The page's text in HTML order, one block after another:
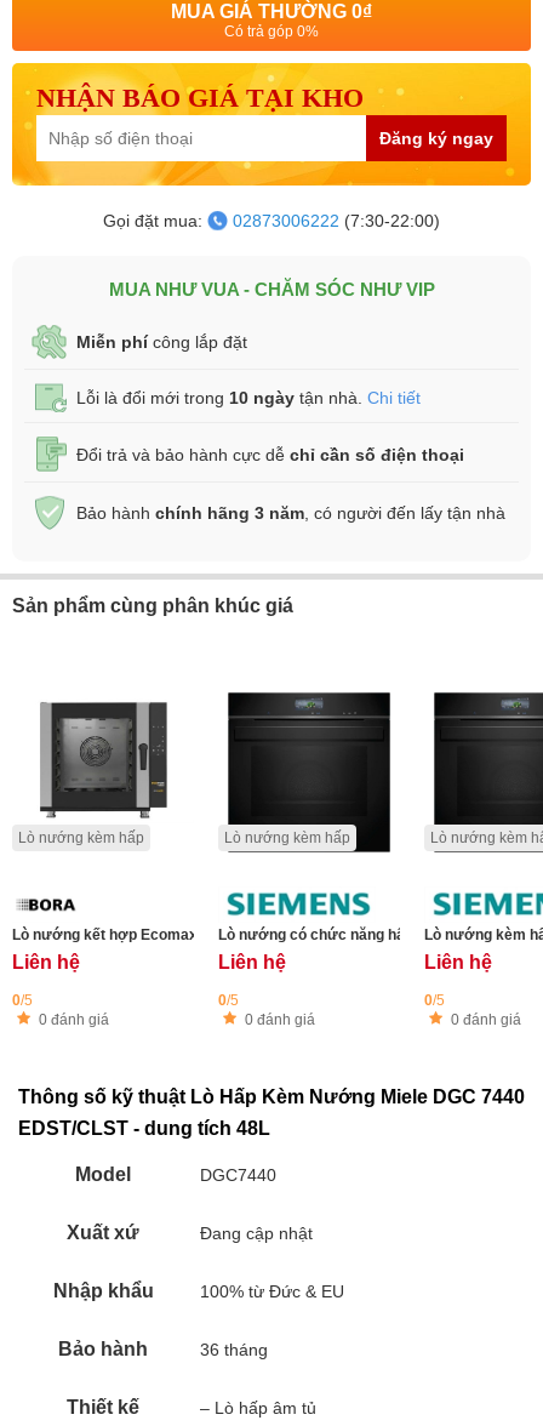
MUA GIÁ THƯỜNG 0₫
Có trả góp 0%
NHẬN BÁO GIÁ TẠI KHO
Đăng ký ngay
Gọi đặt mua: 02873006222 (7:30-22:00)
MUA NHƯ VUA - CHĂM SÓC NHƯ VIP
Miễn phícông lắp đặt
Lỗi là đổi mới trong 10 ngày tận nhà. Chi tiết
Đổi trả và bảo hành cực dễ chỉ cần số điện thoại
Bảo hành chính hãng 3 năm , có người đến lấy tận nhà
Sản phẩm cùng phân khúc giá
Lò nướng kèm hấp
Lò nướng kết hợp Ecomax HECME6 - 6 khay
Liên hệ
0/5
0 đánh giá
Lò nướng kèm hấp
Lò nướng có chức năng hấp âm tủ Siemens
Liên hệ
0/5
0 đánh giá
Lò nướng kèm
Lò nướng kèm
Liên hệ
0/5
0 đánh giá
Thông số kỹ thuật Lò Hấp Kèm Nướng Miele DGC 7440
EDST/CLST - dung tích 48L
Model DGC7440
Xuất xứ Đang cập nhật
Nhập khẩu 100% từ Đức & EU
Bảo hành 36 tháng
Thiết kế – Lò hấp âm tủ